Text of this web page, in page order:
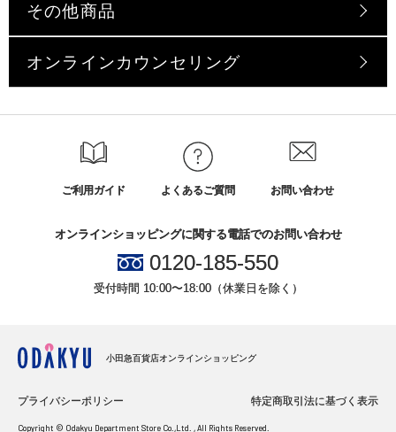
その他商品
オンラインカウンセリング
ご利用ガイド よくあるご質問 お問い合わせ
オンラインショッピングに関する電話でのお問い合わせ
0120-185-550
受付時間 10:00〜18:00（休業日を除く）
小田急百貨店オンラインショッピング
プライバシーポリシー 特定商取引法に基づく表示
Copyright © Odakyu Department Store Co.,Ltd. , All Rights Reserved.